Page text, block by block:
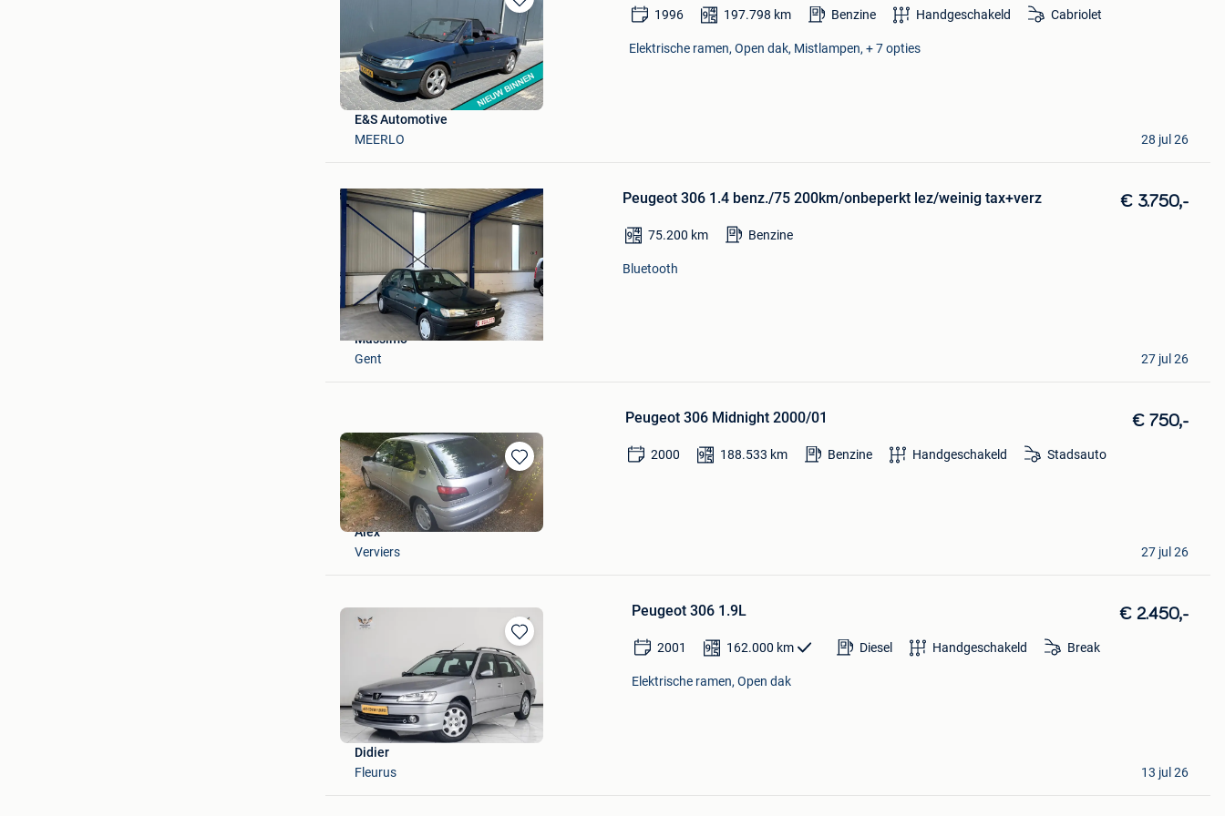
Bewaren
in
Mijn
Favorieten
1996 197.798 km Benzine Handgeschakeld Cabriolet
Elektrische ramen, Open dak, Mistlampen, + 7 opties
E&S Automotive
MEERLO
28 jul 26
Mijn
Favorieten
Peugeot 306 1.4 benz./75 200km/onbeperkt lez/weinig tax+verz € 3.750,-
75.200 km Benzine
Bluetooth
Massimo
Gent
27 jul 26
Bewaren
in
Mijn
Favorieten
Peugeot 306 Midnight 2000/01 € 750,-
2000 188.533 km Benzine Handgeschakeld Stadsauto
Alex
Verviers
27 jul 26
Bewaren
in
Mijn
Favorieten
Peugeot 306 1.9L € 2.450,-
2001 162.000 km Diesel Handgeschakeld Break
Elektrische ramen, Open dak
Didier
Fleurus
13 jul 26